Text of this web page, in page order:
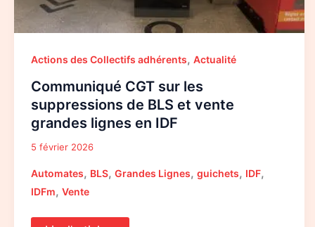
Actions des Collectifs adhérents, Actualité
Communiqué CGT sur les
suppressions de BLS et vente
grandes lignes en IDF
5 février 2026
Automates, BLS, Grandes Lignes, guichets, IDF,
IDFm, Vente